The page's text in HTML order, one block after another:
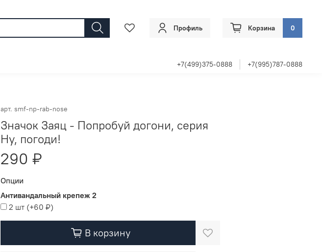
Профиль Корзина 0
+7(499)375-0888 +7(995)787-0888
арт. smf-np-rab-nose
Значок Заяц - Попробуй догони, серия
Ну, погоди!
290 ₽
Опции
Антивандальный крепеж 2
2 шт (+60 ₽)
В корзину